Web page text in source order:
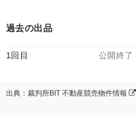
過去の出品
1回目 公開終了
出典：裁判所BIT 不動産競売物件情報